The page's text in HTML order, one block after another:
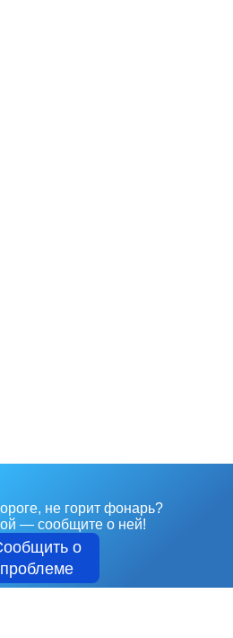
не горит фонарь?
— сообщите о ней!
о
проблеме